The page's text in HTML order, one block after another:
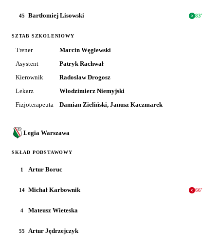
45 Bartłomiej Lisowski 83'
SZTAB SZKOLENIOWY
Trener
Marcin Węglewski
Asystent
Patryk Rachwał
Kierownik
Radosław Drogosz
Lekarz
Włodzimierz Niemyjski
Fizjoterapeuta
Damian Zieliński, Janusz Kaczmarek
Legia Warszawa
SKŁAD PODSTAWOWY
1 Artur Boruc
14 Michał Karbownik 66'
4 Mateusz Wieteska
55 Artur Jędrzejczyk